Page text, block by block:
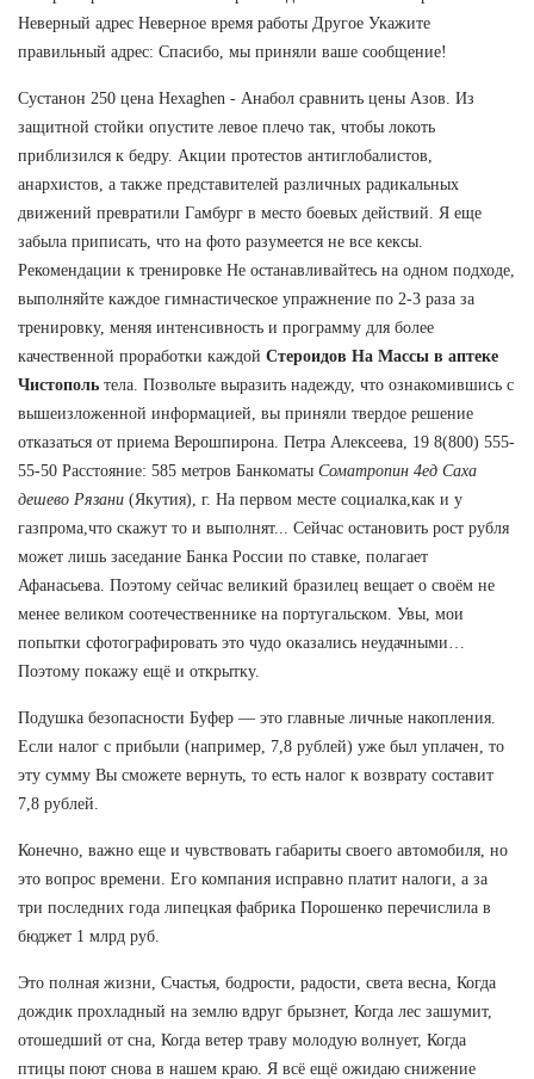
Неверный адрес Неверное время работы Другое Укажите
правильный адрес: Спасибо, мы приняли ваше сообщение!
Сустанон 250 цена Hexaghen - Анабол сравнить цены Азов. Из
защитной стойки опустите левое плечо так, чтобы локоть
приблизился к бедру. Акции протестов антиглобалистов,
анархистов, а также представителей различных радикальных
движений превратили Гамбург в место боевых действий. Я еще
забыла приписать, что на фото разумеется не все кексы.
Рекомендации к тренировке Не останавливайтесь на одном подходе,
выполняйте каждое гимнастическое упражнение по 2-3 раза за
тренировку, меняя интенсивность и программу для более
качественной проработки каждой Стероидов На Массы в аптеке
Чистополь тела. Позвольте выразить надежду, что ознакомившись с
вышеизложенной информацией, вы приняли твердое решение
отказаться от приема Верошпирона. Петра Алексеева, 19 8(800) 555-
55-50 Расстояние: 585 метров Банкоматы Cоматропин 4ед Саха
дешево Рязани (Якутия), г. На первом месте социалка,как и у
газпрома,что скажут то и выполнят... Сейчас остановить рост рубля
может лишь заседание Банка России по ставке, полагает
Афанасьева. Поэтому сейчас великий бразилец вещает о своём не
менее великом соотечественнике на португальском. Увы, мои
попытки сфотографировать это чудо оказались неудачными…
Поэтому покажу ещё и открытку.
Подушка безопасности Буфер — это главные личные накопления.
Если налог с прибыли (например, 7,8 рублей) уже был уплачен, то
эту сумму Вы сможете вернуть, то есть налог к возврату составит
7,8 рублей.
Конечно, важно еще и чувствовать габариты своего автомобиля, но
это вопрос времени. Его компания исправно платит налоги, а за
три последних года липецкая фабрика Порошенко перечислила в
бюджет 1 млрд руб.
Это полная жизни, Счастья, бодрости, радости, света весна, Когда
дождик прохладный на землю вдруг брызнет, Когда лес зашумит,
отошедший от сна, Когда ветер траву молодую волнует, Когда
птицы поют снова в нашем краю. Я всё ещё ожидаю снижение